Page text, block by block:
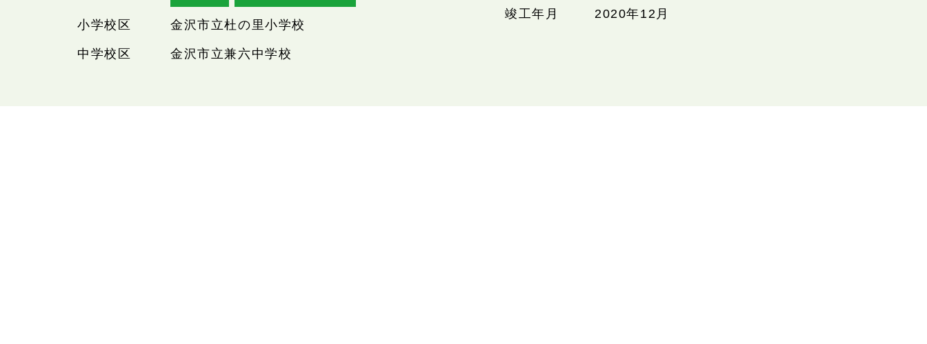
小学校区 金沢市立杜の里小学校
中学校区 金沢市立兼六中学校
竣工年月
2020年12月